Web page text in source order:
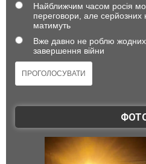
Найближчим часом росія
переговори, але серйозних
матимуть
Вже давно не роблю жодних
завершення війни